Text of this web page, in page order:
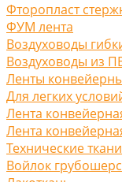
Фторопласт
ФУМ лента
Воздуховоды
Воздуховоды из
Ленты
Для легких
Лента
Лента
Технические ткани
Войлок